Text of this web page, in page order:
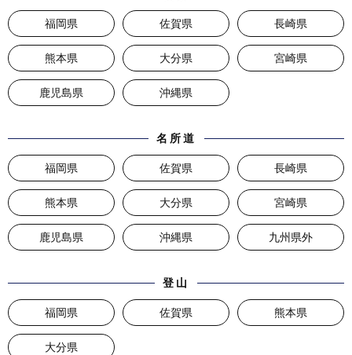
福岡県 佐賀県 長崎県
熊本県 大分県 宮崎県
鹿児島県 沖縄県
名所道
福岡県 佐賀県 長崎県
熊本県 大分県 宮崎県
鹿児島県 沖縄県 九州県外
登山
福岡県 佐賀県 熊本県
大分県